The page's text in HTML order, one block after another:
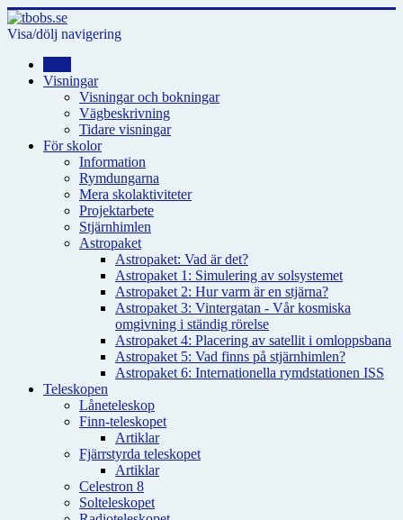
Visa/dölj navigering
Visningar
Visningar och bokningar
Vägbeskrivning
Tidare visningar
För skolor
Information
Rymdungarna
Mera skolaktiviteter
Projektarbete
Stjärnhimlen
Astropaket
Astropaket: Vad är det?
Astropaket 1: Simulering av solsystemet
Astropaket 2: Hur varm är en stjärna?
Astropaket 3: Vintergatan - Vår kosmiska
omgivning i ständig rörelse
Astropaket 4: Placering av satellit i omloppsbana
Astropaket 5: Vad finns på stjärnhimlen?
Astropaket 6: Internationella rymdstationen ISS
Teleskopen
Låneteleskop
Finn-teleskopet
Artiklar
Fjärrstyrda teleskopet
Artiklar
Celestron 8
Solteleskopet